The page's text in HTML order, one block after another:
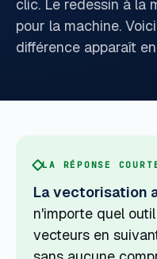
clic. Le redessin à la
pour la machine.
différence apparaît
LA RÉPONSE
La vectorisation
n'importe quel
vecteurs en